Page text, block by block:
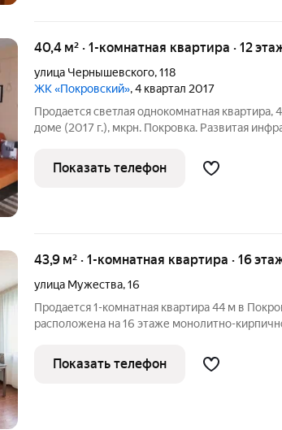
40,4 м² · 1-комнатная квартира · 12
улица Чернышевского,118
ЖК «Покровский», 4 квартал 2017
Продается светлая однокомнатная квартира,
доме (2017 г.), мкрн. Покровка. Развитая
магазины, салоны красоты, стоматологии,
выдачи. Возле
Показать телефон
43,9 м² · 1-комнатная квартира · 16
улица Мужества,16
Продается 1-комнатная квартира 44 м в
расположена на 16 этаже монолитно-
которую невозможно передать фотографиями ее действительно
стоит увидеть
Показать телефон